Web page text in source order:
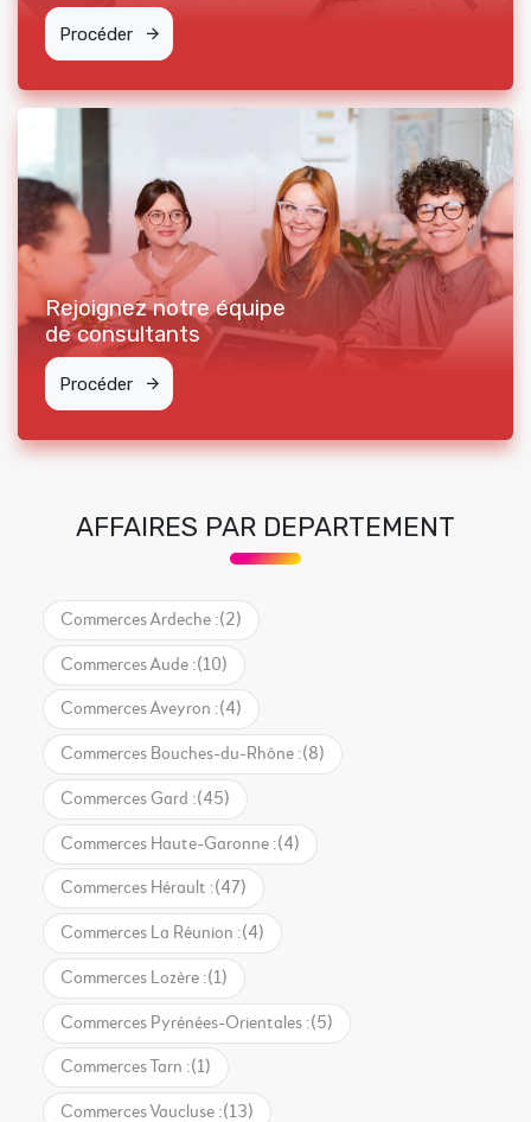
Procéder
Rejoignez notre équipe
de consultants
Procéder
AFFAIRES PAR DEPARTEMENT
Commerces Ardeche :(2)
Commerces Aude :(10)
Commerces Aveyron :(4)
Commerces Bouches-du-Rhône :(8)
Commerces Gard :(45)
Commerces Haute-Garonne :(4)
Commerces Hérault :(47)
Commerces La Réunion :(4)
Commerces Lozère :(1)
Commerces Pyrénées-Orientales :(5)
Commerces Tarn :(1)
Commerces Vaucluse :(13)